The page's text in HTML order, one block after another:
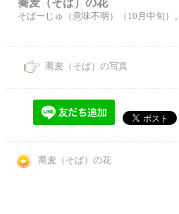
そばーじゅ（意味不明）（10月中旬）。
蕎麦（そば）の写真
蕎麦（そば）の花